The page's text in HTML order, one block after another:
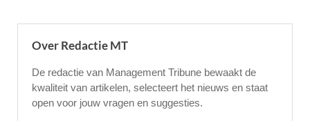
Over Redactie MT
De redactie van Management Tribune bewaakt de
kwaliteit van artikelen, selecteert het nieuws en staat
open voor jouw vragen en suggesties.